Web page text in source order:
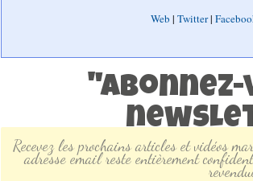
Web | Twitter|
Recevez les prochains articles et vidéos
adresse email reste entièrement